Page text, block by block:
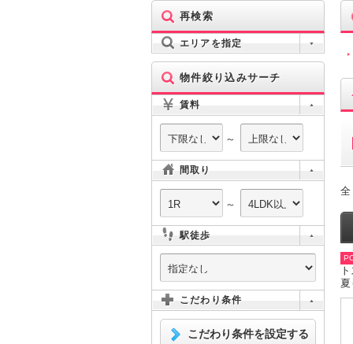
再検索
エリアを指定
物件絞り込みサーチ
賃料
～
間取り
～
駅徒歩
こだわり条件
こだわり条件を設定する
全